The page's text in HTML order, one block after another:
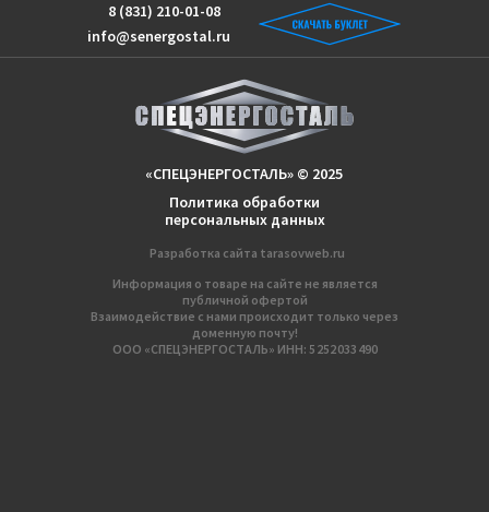
Информация о товаре на сайте не является
публичной офертой
Взаимодействие с нами происходит только через
доменную почту!
ООО «СПЕЦЭНЕРГОСТАЛЬ» ИНН: 5 252 033 490
Разработка сайтa tarasovweb.ru
Политика обработки
персональных данных
«СПЕЦЭНЕРГОСТАЛЬ» © 2025
info@senergostal.ru
8 (831) 210-01-08